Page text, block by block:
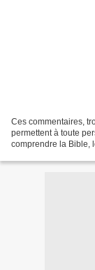
Ces commentaires,
permettent à toute
comprendre la Bible,